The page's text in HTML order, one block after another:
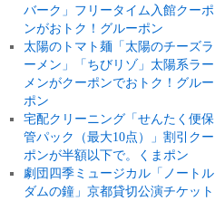
バーク」フリータイム入館クーポ
ンがおトク！グルーポン
太陽のトマト麺「太陽のチーズラ
ーメン」「ちびリゾ」太陽系ラー
メンがクーポンでおトク！グルー
ポン
宅配クリーニング「せんたく便保
管パック（最大10点）」割引クー
ポンが半額以下で。くまポン
劇団四季ミュージカル「ノートル
ダムの鐘」京都貸切公演チケット